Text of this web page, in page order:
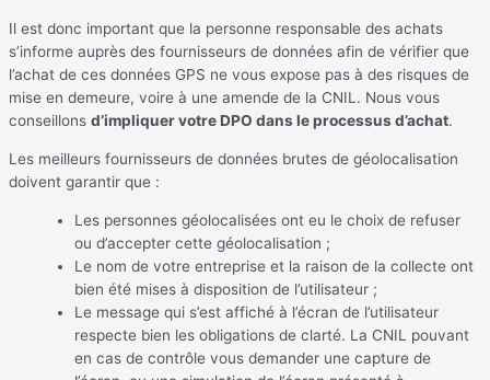
Il est donc important que la personne responsable des achats
s’informe auprès des fournisseurs de données afin de vérifier que
l’achat de ces données GPS ne vous expose pas à des risques de
mise en demeure, voire à une amende de la CNIL. Nous vous
conseillons d’impliquer votre DPO dans le processus d’achat.
Les meilleurs fournisseurs de données brutes de géolocalisation
doivent garantir que :
Les personnes géolocalisées ont eu le choix de refuser
ou d’accepter cette géolocalisation ;
Le nom de votre entreprise et la raison de la collecte ont
bien été mises à disposition de l’utilisateur ;
Le message qui s’est affiché à l’écran de l’utilisateur
respecte bien les obligations de clarté. La CNIL pouvant
en cas de contrôle vous demander une capture de